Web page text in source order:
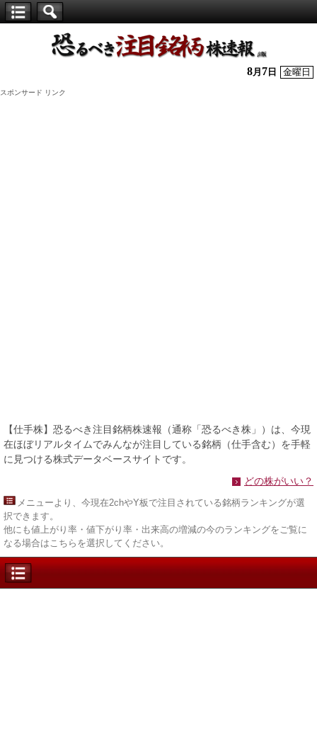
株】
8月 7 日 金曜日
スポンサード リンク
【仕手株】恐るべき注目銘柄株速報（通称「恐るべき株」）は、今現
在ほぼリアルタイムでみんなが注目している銘柄（仕手含む）を手軽
に見つける株式データベースサイトです。
どの株がいい？
メニューより、今現在2chやY板で注目されている銘柄ランキングが選
択できます。
他にも値上がり率・値下がり率・出来高の増減の今のランキングをご覧に
なる場合はこちらを選択してください。